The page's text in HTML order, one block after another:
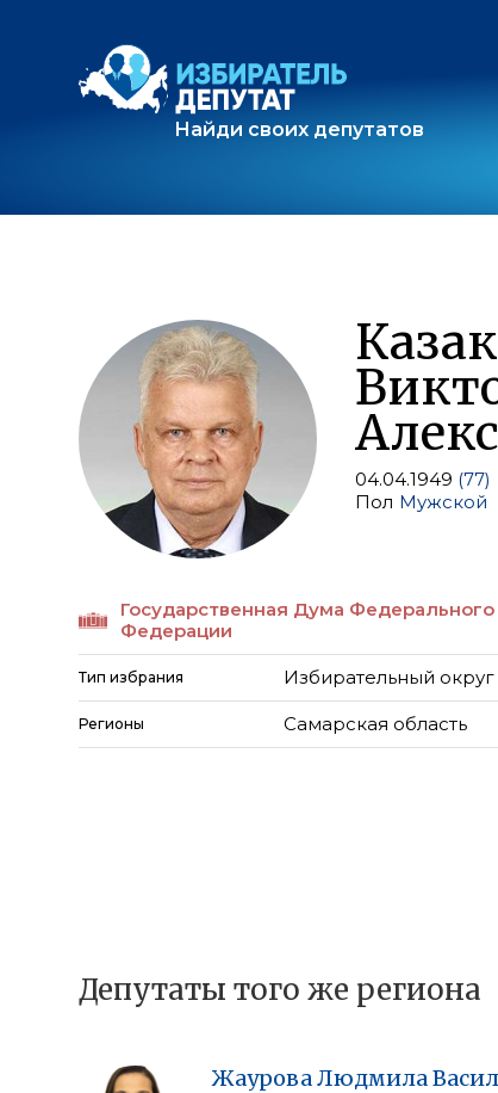
Найди своих депутатов
04.04.1949 (77)
Пол Мужской
Государственная Дума
Федерации
Тип избрания Избирательный округ
Регионы Самарская область
Депутаты того же региона
ЖауроваЛюдмила